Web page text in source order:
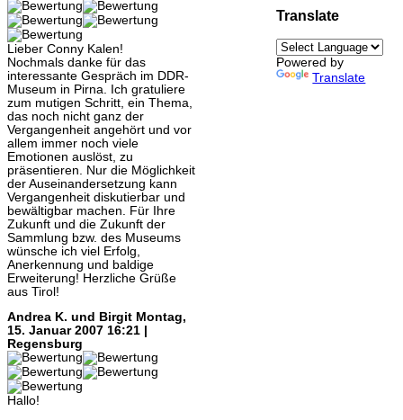
Lieber Conny Kalen!
Nochmals danke für das
interessante Gespräch im DDR-
Museum in Pirna. Ich gratuliere
zum mutigen Schritt, ein Thema,
das noch nicht ganz der
Vergangenheit angehört und vor
allem immer noch viele
Emotionen auslöst, zu
präsentieren. Nur die Möglichkeit
der Auseinandersetzung kann
Vergangenheit diskutierbar und
bewältigbar machen. Für Ihre
Zukunft und die Zukunft der
Sammlung bzw. des Museums
wünsche ich viel Erfolg,
Anerkennung und baldige
Erweiterung! Herzliche Grüße
aus Tirol!
Andrea K. und Birgit Montag,
15. Januar 2007 16:21 |
Regensburg
Hallo!
Translate
Powered by
Translate